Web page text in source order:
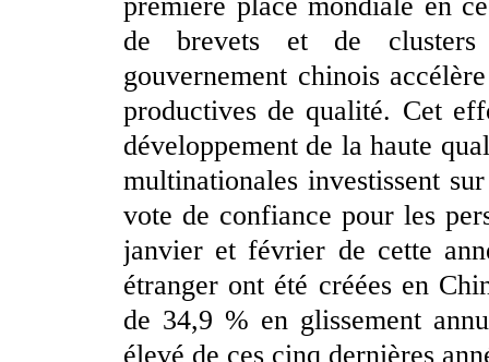
de brevets et de clusters
gouvernement chinois
productives de qualité. Cet
développement de la haute
multinationales investissent
vote de confiance pour les
janvier et février de cette
étranger ont été créées en
de 34,9 % en glissement
élevé de ces cinq dernières